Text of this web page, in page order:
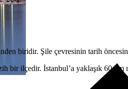
biridir. Şile çevresinin tarih
ilçedir. İstanbul’a yaklaşık 60